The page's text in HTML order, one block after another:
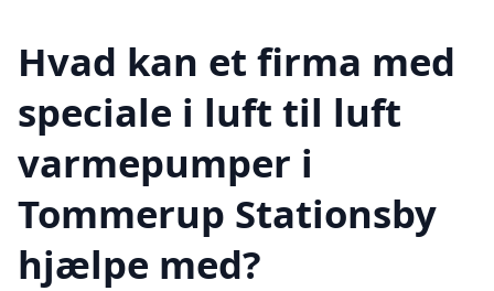
Hvad kan et firma med
speciale i luft til luft
varmepumper i
Tommerup Stationsby
hjælpe med?